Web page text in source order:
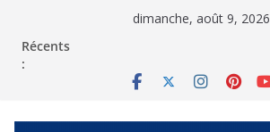
dimanche, août 9, 2026
Récents
: